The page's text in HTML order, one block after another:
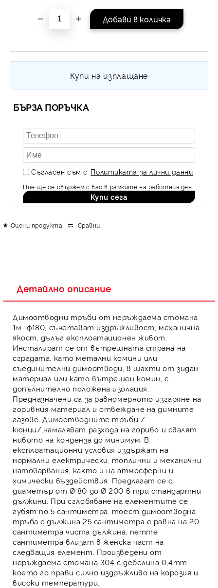
Купи на изплащане
на поръчката се
равни месечни вноски
За покупки на
БЪРЗА ПОРЪЧКА
Съгласен съм с Политиката за лични данни
Ние ще се свържем с вас в рамките на работния ден.
Оцени продукта Сравни
Детайлно описание
Димоотводни тръби от неръждаема стомана
1м- ф180 , съчетават издръжливост, механична
якост, дълъг експлоатационен живот.
Инсталират се от вътрешната страна на
сградата, като метални комини или
съединителни димоотводи, в шахти от зидан
материал или като вътрешен комин, с
допълнително положена изолация.
Предназначени са за равномерното изгаряне на
горивния материал и отвеждане на димните
газове. Димоотводните тръби /
кюнци/,намаляват разхода на гориво и свалят
нивото на конденза до минимум. В
експлоатационни условия издържат на
нормални електрически, топлинни и механични
натоварвания, както и на атмосферни и
химически въздействия. Предлагат се с
диаметър от Ø 80 до Ø 200 в три стандартни
дължини. При сглобяване на елементите се
губят по 5 сантиметра, тоест димоотводна
тръба с дължина 25 сантиметра е равна на 20
сантиметра чиста дължина, петте
сантиметра влизат в женска част на
следващия елемент. Произведени от
неръждаема стомана 304 с дебелина 0,4mm
което го прави силно издръжливо на корозия и
високи температури.